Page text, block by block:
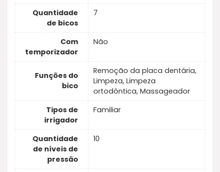
Quantidade
de bicos
7
Com
temporizador
Não
Funções do
bico
Remoção da placa dentária,
Limpeza, Limpeza
ortodôntica, Massageador
Tipos de
irrigador
Familiar
Quantidade
de níveis de
pressão
10